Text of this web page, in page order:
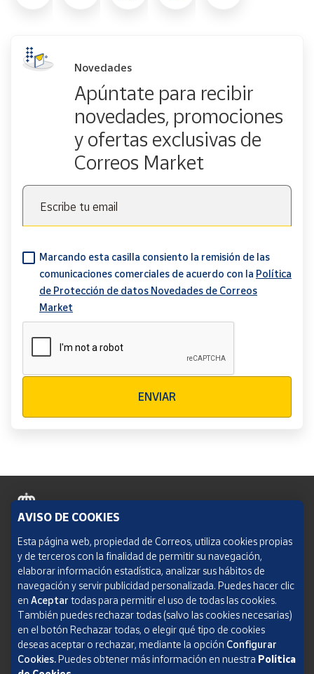
Novedades
Apúntate para recibir
novedades, promociones
y ofertas exclusivas de
Correos Market
Escribe tu email
Marcando esta casilla consiento la remisión de las
comunicaciones comerciales de acuerdo con la Política
de Protección de datos Novedades de Correos
Market
ENVIAR
Política de cookies
Aviso legal
Condiciones del servicio
Política de Privacidad Web
Informe de transparencia
AVISO DE COOKIES
Esta página web, propiedad de Correos, utiliza cookies propias
y de terceros con la finalidad de permitir su navegación,
elaborar información estadística, analizar sus hábitos de
navegación y servir publicidad personalizada. Puedes hacer clic
en Aceptar todas para permitir el uso de todas las cookies.
También puedes rechazar todas (salvo las cookies necesarias)
en el botón Rechazar todas, o elegir qué tipo de cookies
deseas aceptar o rechazar, mediante la opción Configurar
Cookies.Puedes obtener más información en nuestra Política